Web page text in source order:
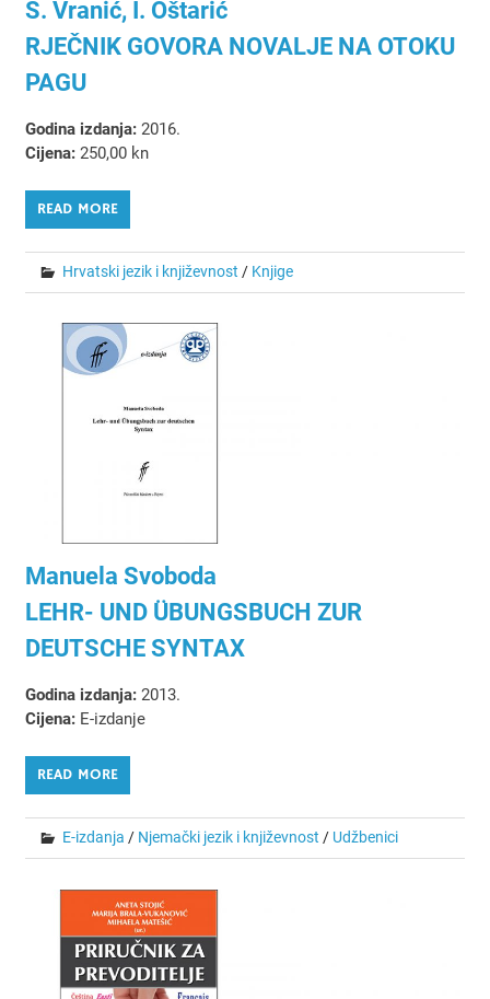
S. Vranić, I. Oštarić
RJEČNIK GOVORA NOVALJE NA OTOKU
PAGU
Godina izdanja:2016.
Cijena:250,00 kn
READ MORE
Hrvatski jezik i književnost / Knjige
Manuela Svoboda
LEHR- UND ÜBUNGSBUCH ZUR
DEUTSCHE SYNTAX
Godina izdanja:2013.
Cijena:E-izdanje
READ MORE
E-izdanja / Njemački jezik i književnost / Udžbenici